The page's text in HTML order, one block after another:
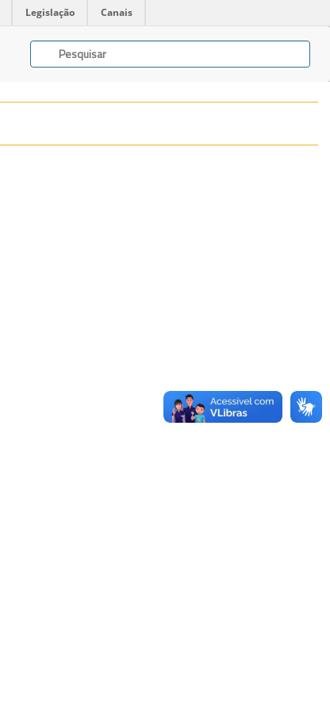
Legislação Canais